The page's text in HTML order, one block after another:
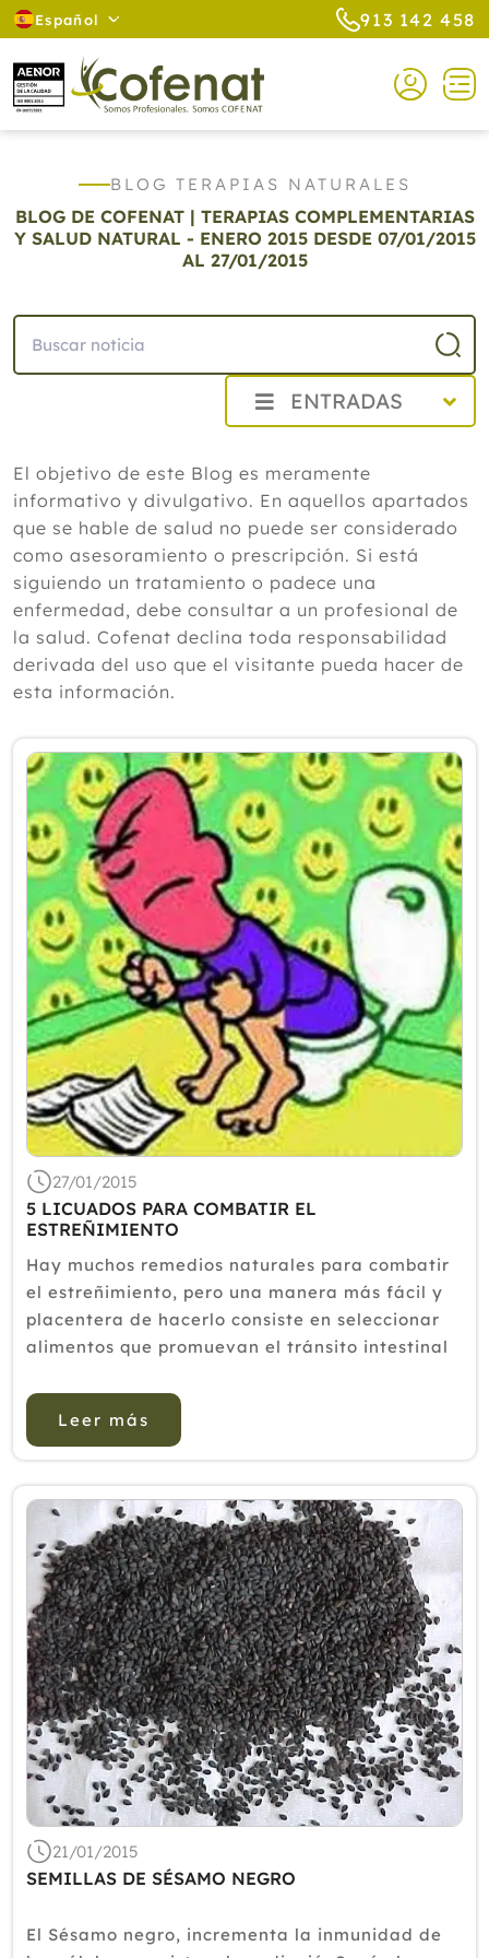
Español 913 142 458
BLOG TERAPIAS NATURALES
BLOG DE COFENAT | TERAPIAS COMPLEMENTARIAS
Y SALUD NATURAL - ENERO 2015 DESDE 07/01/2015
AL 27/01/2015
ENTRADAS
2025
2024
2023
2022
2021
2020
2018
2017
2016
2015
Diciembre
Noviembre
Octubre
Septiembre
Agosto
Julio
Junio
Mayo
Abril
Marzo
Enero
2013
2012
El objetivo de este Blog es meramente
informativo y divulgativo. En aquellos apartados
que se hable de salud no puede ser considerado
como asesoramiento o prescripción. Si está
siguiendo un tratamiento o padece una
enfermedad, debe consultar a un profesional de
la salud. Cofenat declina toda responsabilidad
derivada del uso que el visitante pueda hacer de
esta información.
27/01/2015
5 LICUADOS PARA COMBATIR EL
ESTREÑIMIENTO
Hay muchos remedios naturales para combatir
el estreñimiento, pero una manera más fácil y
placentera de hacerlo consiste en seleccionar
alimentos que promuevan el tránsito intestinal
proponemos algunos batidos que puedes tomar
a lo largo del día y ...
Leer más
21/01/2015
SEMILLAS DE SÉSAMO NEGRO
El Sésamo negro, incrementa la inmunidad de